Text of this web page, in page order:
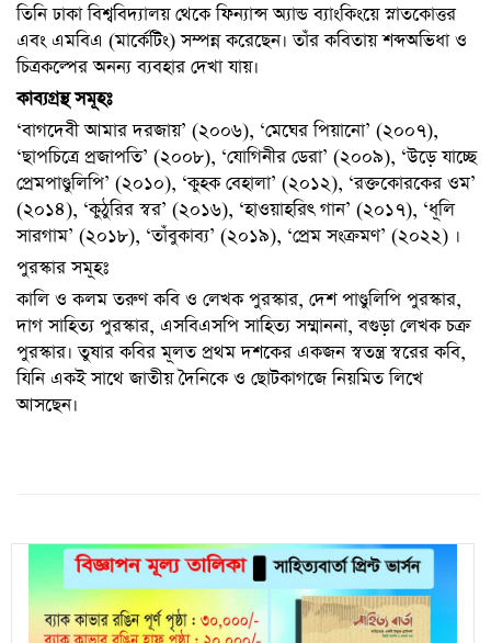
তিনি ঢাকা বিশ্ববিদ্যালয় থেকে ফিন্যান্স অ্যান্ড ব্যাংকিংয়ে স্নাতকোত্তর
এবং এমবিএ (মার্কেটিং) সম্পন্ন করেছেন। তাঁর কবিতায় শব্দঅভিধা ও
চিত্রকল্পের অনন্য ব্যবহার দেখা যায়।
কাব্যগ্রন্থ সমূহঃ
‘বাগদেবী আমার দরজায়’ (২০০৬), ‘মেঘের পিয়ানো’ (২০০৭),
‘ছাপচিত্রে প্রজাপতি’ (২০০৮), ‘যোগিনীর ডেরা’ (২০০৯), ‘উড়ে যাচ্ছে
প্রেমপাণ্ডুলিপি’ (২০১০), ‘কুহক বেহালা’ (২০১২), ‘রক্তকোরকের ওম’
(২০১৪), ‘কুঠুরির স্বর’ (২০১৬), ‘হাওয়াহরিৎ গান’ (২০১৭), ‘ধূলি
সারগাম’ (২০১৮), ‘তাঁবুকাব্য’ (২০১৯), ‘প্রেম সংক্রমণ’ (২০২২) ।
পুরস্কার সমূহঃ
কালি ও কলম তরুণ কবি ও লেখক পুরস্কার, দেশ পাণ্ডুলিপি পুরস্কার,
দাগ সাহিত্য পুরস্কার, এসবিএসপি সাহিত্য সম্মাননা, বগুড়া লেখক চক্র
পুরস্কার। তুষার কবির মূলত প্রথম দশকের একজন স্বতন্ত্র স্বরের কবি,
যিনি একই সাথে জাতীয় দৈনিকে ও ছোটকাগজে নিয়মিত লিখে
আসছেন।